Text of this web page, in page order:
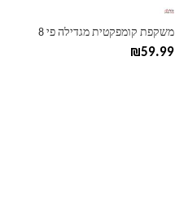
משקפת קומפקטית מגדילה פי 8
₪59.99